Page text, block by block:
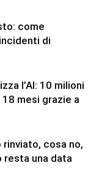
come
di
l’AI: 10 milioni
mesi grazie a
cosa no,
resta una data